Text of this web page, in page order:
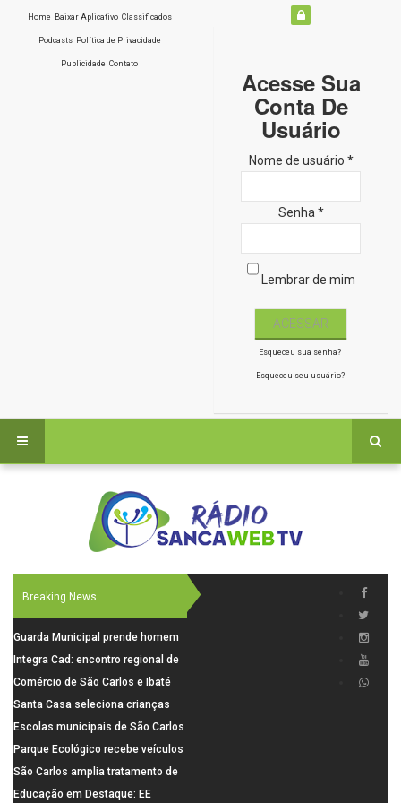
Home Baixar Aplicativo Classificados
Podcasts Política de Privacidade
Publicidade Contato
Acesse Sua
Conta De
Usuário
Nome de usuário *
Senha *
Lembrar de mim
Esqueceu sua senha?
Esqueceu seu usuário?
Breaking News
Guarda Municipal prende homem
por tentativa de furto em CEMEI
após cerco em São Carlos
Integra Cad: encontro regional de
segurança púbica será realizado
dia 10 de agosto em São Carlos
Comércio de São Carlos e Ibaté
terá horário especial para o dia
dos Pais
Santa Casa seleciona crianças
para pesquisa sobre dor de
crescimento
Escolas municipais de São Carlos
superam média Nacional do IDEB
Parque Ecológico recebe veículos
elétricos e moderniza rotina de
manejo dos animais
São Carlos amplia tratamento de
resíduos de saúde com autoclave
Educação em Destaque: EE